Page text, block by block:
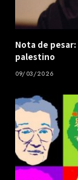
Nota de
palestino
09/03/2026